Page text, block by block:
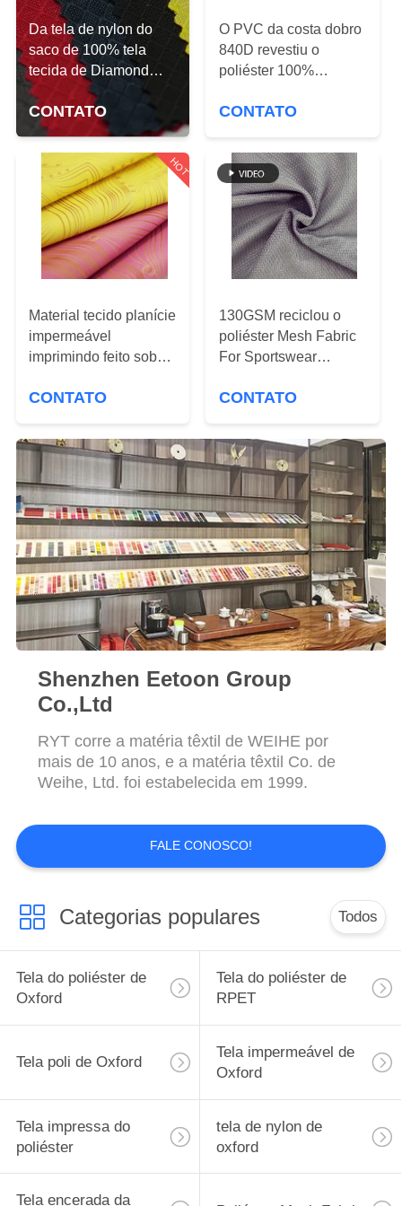
CONTROLE
DA
QUALIDADE
CONTACTE-
NOS
PEÇA
UMAS
CITAÇÕES
MAPA
DO
PRIVACY
POLICY
Da tela de nylon do
saco de 100% tela
tecida de Diamond
Chessboard Grid
Pattern Nylon Ripstop
CONTATO
O PVC da costa dobro
840D revestiu o
poliéster 100%
CONTATO
HOT
Material tecido planície
impermeável
imprimindo feito sob
dos bens 600D
CONTATO
130GSM reciclou o
poliéster Mesh Fabric
For Sportswear
CONTATO
Shenzhen Eetoon Group
Co.,Ltd
RYT corre a matéria têxtil de WEIHE por
mais de 10 anos, e a matéria têxtil Co. de
Weihe, Ltd. foi estabelecida em 1999.
FALE CONOSCO!
Categorias populares Todos
Tela do poliéster de
Oxford
Tela do poliéster de
RPET
Tela poli de Oxford
Tela impermeável de
Oxford
Tela impressa do
poliéster
tela de nylon de
oxford
Tela encerada da